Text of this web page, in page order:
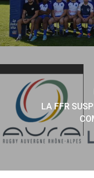
LA FFR